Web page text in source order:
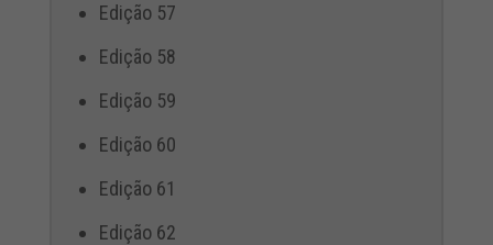
Edição 57
Edição 58
Edição 59
Edição 60
Edição 61
Edição 62